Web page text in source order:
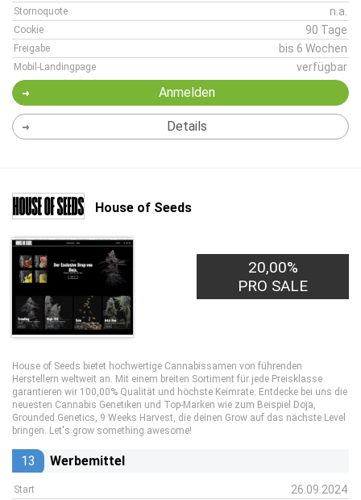
Stornoquote n.a.
Cookie 90 Tage
Freigabe bis 6 Wochen
Mobil-Landingpage verfügbar
Anmelden
Details
House of Seeds
20,00%
PRO SALE
House of Seeds bietet hochwertige Cannabissamen von führenden
Herstellern weltweit an. Mit einem breiten Sortiment für jede Preisklasse
garantieren wir 100,00% Qualität und höchste Keimrate. Entdecke bei uns die
neuesten Cannabis Genetiken und Top-Marken wie zum Beispiel Doja,
Grounded Genetics, 9 Weeks Harvest, die deinen Grow auf das nächste Level
bringen. Let's grow something awesome!
13 Werbemittel
Start 26.09.2024